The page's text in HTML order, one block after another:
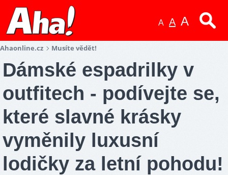
A A A
Ahaonline.cz Musíte vědět!
Dámské espadrilky v
outfitech - podívejte se,
které slavné krásky
vyměnily luxusní
lodičky za letní pohodu!